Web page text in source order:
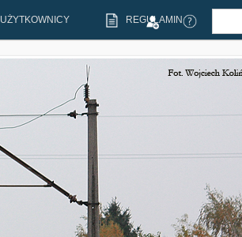
UŻYTKOWNICY REGULAMIN